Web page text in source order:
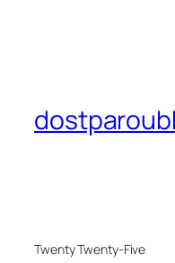
Twenty Twenty-Five